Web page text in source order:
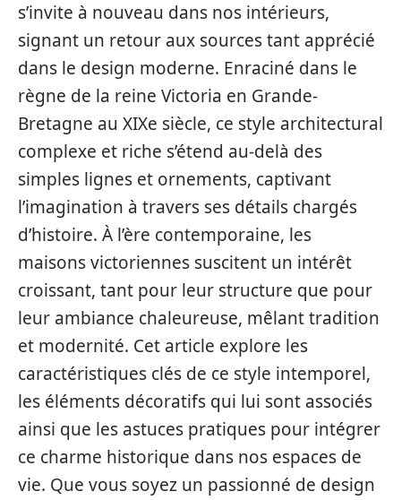
s’invite à nouveau dans nos intérieurs,
signant un retour aux sources tant apprécié
dans le design moderne. Enraciné dans le
règne de la reine Victoria en Grande-
Bretagne au XIXe siècle, ce style architectural
complexe et riche s’étend au-delà des
simples lignes et ornements, captivant
l’imagination à travers ses détails chargés
d’histoire. À l’ère contemporaine, les
maisons victoriennes suscitent un intérêt
croissant, tant pour leur structure que pour
leur ambiance chaleureuse, mêlant tradition
et modernité. Cet article explore les
caractéristiques clés de ce style intemporel,
les éléments décoratifs qui lui sont associés
ainsi que les astuces pratiques pour intégrer
ce charme historique dans nos espaces de
vie. Que vous soyez un passionné de design